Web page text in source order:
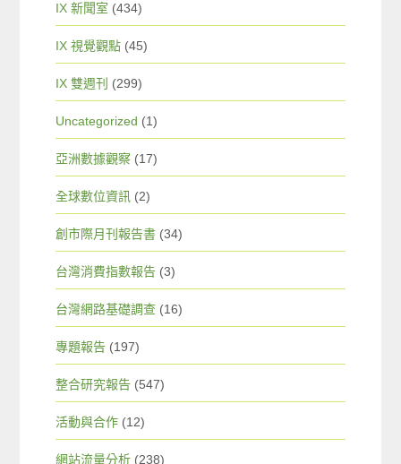
IX 新聞室 (434)
IX 視覺觀點 (45)
IX 雙週刊 (299)
Uncategorized (1)
亞洲數據觀察 (17)
全球數位資訊 (2)
創市際月刊報告書 (34)
台灣消費指數報告 (3)
台灣網路基礎調查 (16)
專題報告 (197)
整合研究報告 (547)
活動與合作 (12)
網站流量分析 (238)